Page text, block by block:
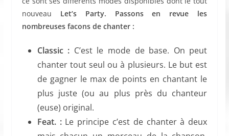
nouveau Let’s Party. Passons en revue les
nombreuses facons de chanter :
Classic : C’est le mode de base. On peut
chanter tout seul ou à plusieurs. Le but est
de gagner le max de points en chantant le
plus juste (ou au plus près du chanteur
(euse) original.
Feat. :Le principe c’est de chanter à deux